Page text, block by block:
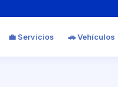
💼 Servicios 🚗 Vehículos